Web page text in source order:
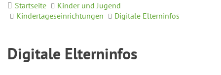
Startseite
Kinder und Jugend
Kindertageseinrichtungen
Digitale Elterninfos
Digitale Elterninfos